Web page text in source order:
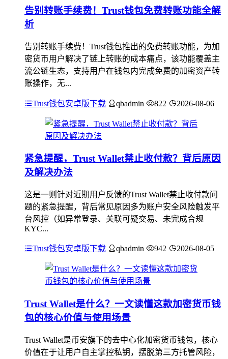
告别转账手续费！Trust钱包免费转账功能全解
析
告别转账手续费！Trust钱包推出的免费转账功能，为加
密货币用户解决了链上转账的成本痛点，该功能覆盖主
流公链生态，支持用户在钱包内完成免费的加密资产转
账操作，无...
Trust钱包安卓版下载 qbadmin 822 2026-08-06
紧急提醒，Trust Wallet禁止收付款？背后原因
及解决办法
这是一则针对近期用户反馈的Trust Wallet禁止收付款问
题的紧急提醒，背后常见原因多为账户安全风险触发平
台风控（如异常登录、关联可疑交易、未完成合规
KYC...
Trust钱包安卓版下载 qbadmin 942 2026-08-05
Trust Wallet是什么？一文读懂这款加密货币钱
包的核心价值与使用场景
Trust Wallet是币安旗下的去中心化加密货币钱包，核心
价值在于让用户自主掌控私钥，摆脱第三方托管风险，